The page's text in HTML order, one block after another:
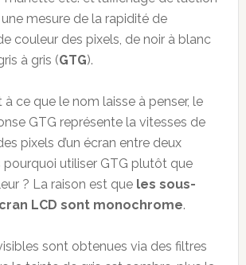
une mesure de la rapidité de
couleur des pixels, de noir à blanc
à gris (GTG).
ce que le nom laisse à penser, le
GTG représente la vitesses de
pixels d’un écran entre deux
pourquoi utiliser GTG plutôt que
? La raison est que les sous-
LCD sont monochrome.
sont obtenues via des filtres